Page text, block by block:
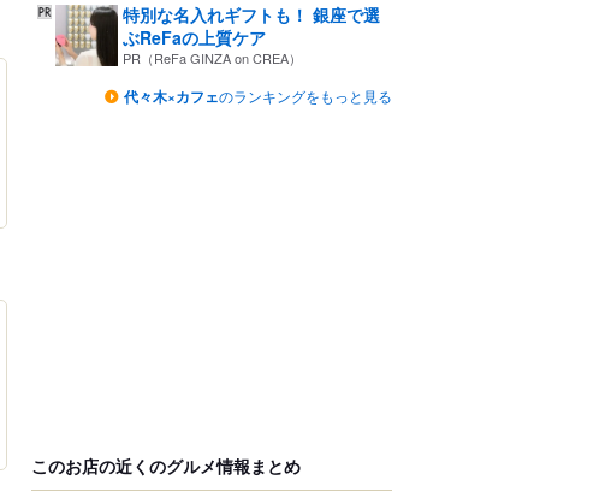
特別な名入れギフトも！ 銀座で選
ぶReFaの上質ケア
PR（ReFa GINZA on CREA）
代々木×カフェのランキングをもっと見る
このお店の近くのグルメ情報まとめ